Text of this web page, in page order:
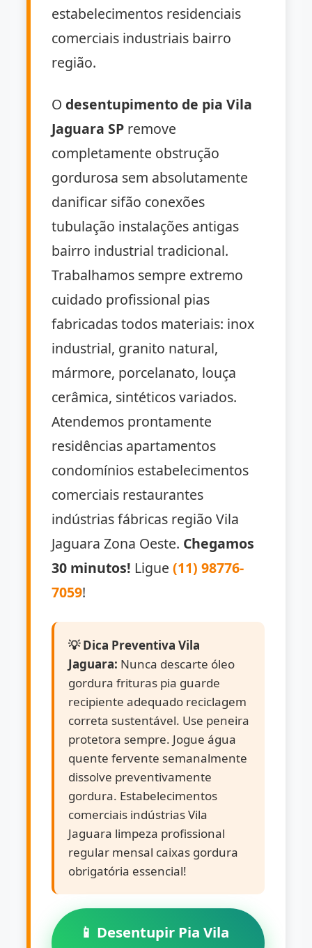
estabelecimentos residenciais
comerciais industriais bairro
região.
O desentupimento de pia Vila
Jaguara SP remove
completamente obstrução
gordurosa sem absolutamente
danificar sifão conexões
tubulação instalações antigas
bairro industrial tradicional.
Trabalhamos sempre extremo
cuidado profissional pias
fabricadas todos materiais: inox
industrial, granito natural,
mármore, porcelanato, louça
cerâmica, sintéticos variados.
Atendemos prontamente
residências apartamentos
condomínios estabelecimentos
comerciais restaurantes
indústrias fábricas região Vila
Jaguara Zona Oeste. Chegamos
30 minutos! Ligue(11) 98776-
7059!
💡 Dica Preventiva Vila
Jaguara: Nunca descarte óleo
gordura frituras pia guarde
recipiente adequado reciclagem
correta sustentável. Use peneira
protetora sempre. Jogue água
quente fervente semanalmente
dissolve preventivamente
gordura. Estabelecimentos
comerciais indústrias Vila
Jaguara limpeza profissional
regular mensal caixas gordura
obrigatória essencial!
📱 Desentupir Pia Vila